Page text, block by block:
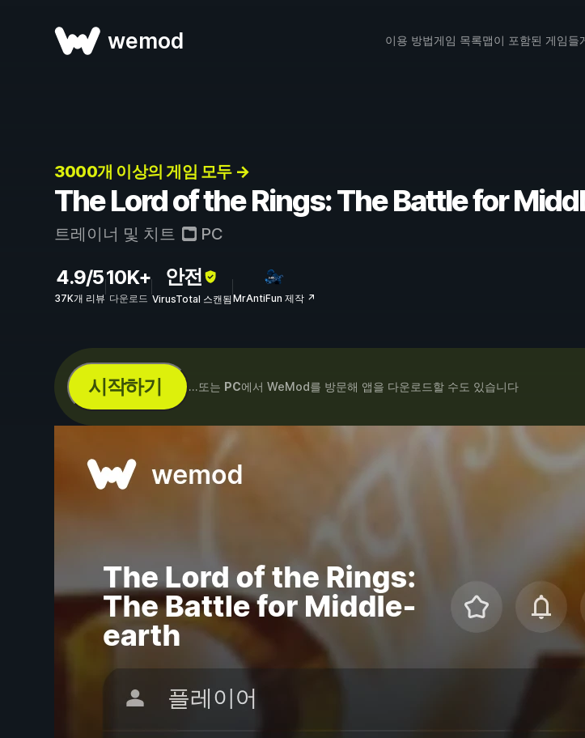
wemod 이용 방법게임 목록맵이 포함된 게임들
3000개 이상의 게임 모두 →
The Lord of the Rings: The Battle for
트레이너 및 치트 PC
4.9/5
37K개 리뷰
10K+
다운로드
안전
VirusTotal 스캔됨MrAntiFun 제작 ↗
시작하기 ...또는 PC에서 WeMod를 방문해 앱을 다운로드할 수도 있습니다